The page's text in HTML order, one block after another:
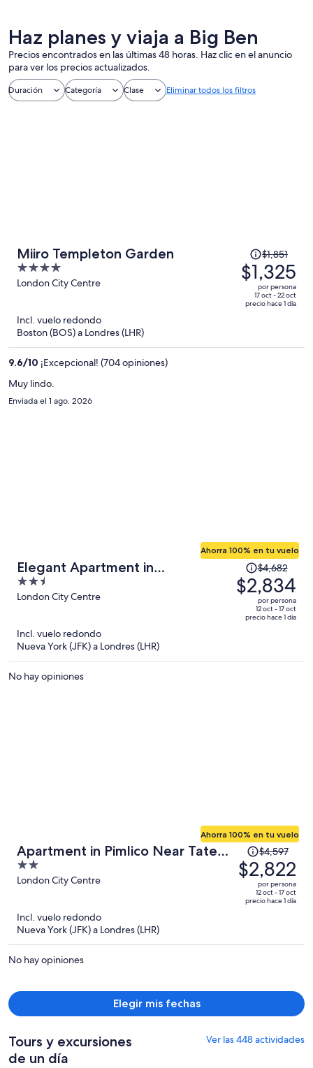
Haz planes y viaja a Big Ben
Precios encontrados en las últimas 48 horas. Haz clic en el anuncio
para ver los precios actualizados.
Duración Categoría Clase Eliminar todos los filtros
Miiro Templeton Garden
4
out
London City Centre
precio
era
$1,851
$1,851
$1,325
por persona
17 oct - 22 oct
precio hace 1 día
Incl. vuelo redondo
Boston (BOS) a Londres (LHR)
9.6/10 ¡Excepcional! (704 opiniones)
Muy lindo.
Enviada el 1 ago. 2026
Elegant Apartment in
Marylebone
2.5
out
London City Centre
Ahorra 100% en tu vuelo
precio
era
$4,682
$4,682
$2,834
por persona
12 oct - 17 oct
precio hace 1 día
Incl. vuelo redondo
Nueva York (JFK) a Londres (LHR)
No hay opiniones
Apartment in Pimlico Near Tate
Britain
2
out
5
London City Centre
Ahorra 100% en tu vuelo
precio
era
$4,597
por
$4,597
$2,822
por persona
12 oct - 17 oct
precio hace 1 día
Incl. vuelo redondo
Nueva York (JFK) a Londres (LHR)
No hay opiniones
Elegir mis fechas
Tours y excursiones
de un día
Ver las 448 actividades